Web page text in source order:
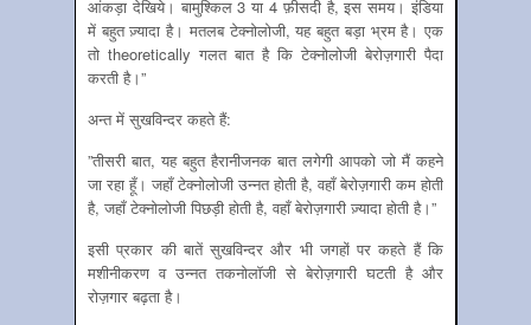
आंकड़ा देखिये। बामुश्किल 3 या 4 फ़ीसदी है, इस समय। इंडिया
में बहुत ज़्यादा है। मतलब टेक्नोलोजी, यह बहुत बड़ा भ्रम है। एक
तो theoretically गलत बात है कि टेक्नोलोजी बेरोज़गारी पैदा
करती है।”
अन्‍त में सुखविन्‍दर कहते हैं:
”तीसरी बात, यह बहुत हैरानीजनक बात लगेगी आपको जो मैं कहने
जा रहा हूँ। जहाँ टेक्नोलोजी उन्नत होती है, वहाँ बेरोज़गारी कम होती
है, जहाँ टेक्नोलोजी पिछड़ी होती है, वहाँ बेरोज़गारी ज़्यादा होती है।”
इसी प्रकार की बातें सुखविन्‍दर और भी जगहों पर कहते हैं कि
मशीनीकरण व उन्‍नत तकनोलॉजी से बेरोज़गारी घटती है और
रोज़गार बढ़ता है।